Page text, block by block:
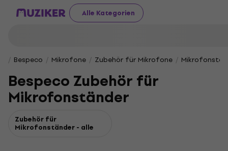
Alle Kategorien
Bespeco Mikrofone Zubehör für Mikrofone
Bespeco Zubehör für
Mikrofonständer
Zubehör für
Mikrofonständer - alle